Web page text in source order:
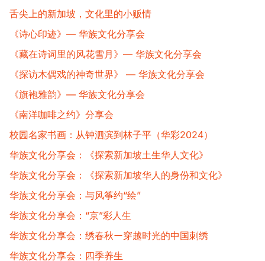
舌尖上的新加坡，文化里的小贩情
《诗心印迹》— 华族文化分享会
《藏在诗词里的风花雪月》— 华族文化分享会
《探访木偶戏的神奇世界》 — 华族文化分享会
《旗袍雅韵》— 华族文化分享会
《南洋咖啡之约》分享会
校园名家书画：从钟泗滨到林子平（华彩2024）
华族文化分享会：《探索新加坡土生华人文化》
华族文化分享会：《探索新加坡华人的身份和文化》
华族文化分享会：与风筝约“绘”
华族文化分享会：“京”彩人生​
华族文化分享会：绣春秋ー穿越时光的中国刺绣
华族文化分享会：四季养生​